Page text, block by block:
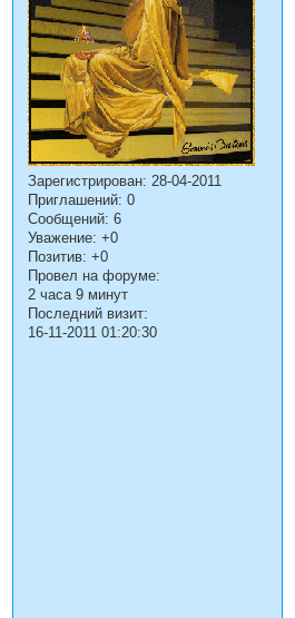
Зарегистрирован: 28-04-2011
Приглашений: 0
Сообщений: 6
Уважение: +0
Позитив: +0
Провел на форуме:
2 часа 9 минут
Последний визит:
16-11-2011 01:20:30